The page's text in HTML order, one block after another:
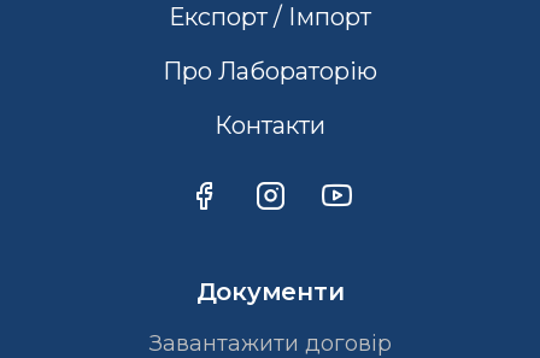
Експорт / Імпорт
Про Лабораторію
Контакти
Документи
Завантажити договір